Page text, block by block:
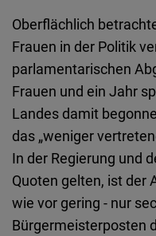
Oberflächlich
Frauen in der Politik
parlamentarischen
Frauen und ein Jahr
Landes damit
das „weniger
In der Regierung und
Quoten gelten, ist der
wie vor gering - nur
Bürgermeisterposten